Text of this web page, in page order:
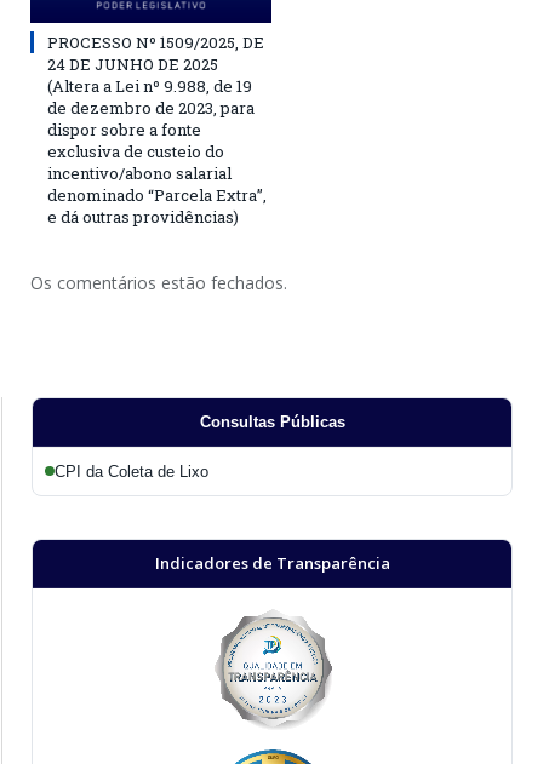
PROCESSO Nº 1509/2025, DE
24 DE JUNHO DE 2025
(Altera a Lei nº 9.988, de 19
de dezembro de 2023, para
dispor sobre a fonte
exclusiva de custeio do
incentivo/abono salarial
denominado “Parcela Extra”,
e dá outras providências)
Os comentários estão fechados.
Consultas Públicas
CPI da Coleta de Lixo
Indicadores de Transparência